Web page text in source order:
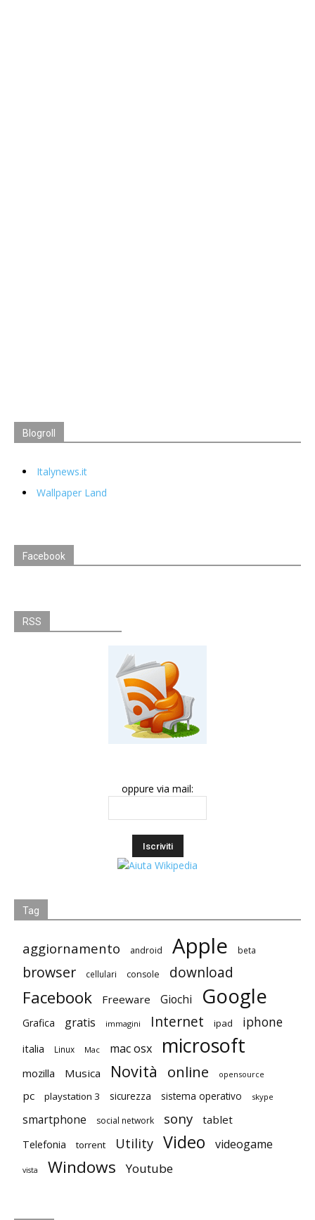
Blogroll
Italynews.it
Wallpaper Land
Facebook
RSS
oppure via mail:
Tag
aggiornamento android Apple beta
browser cellulari console download
Facebook Freeware Giochi Google
Grafica gratis immagini Internet ipad iphone
italia Linux Mac mac osx microsoft
mozilla Musica Novità online opensource
pc playstation 3 sicurezza sistema operativo skype
smartphone social network sony tablet
Telefonia torrent Utility Video videogame
vista Windows Youtube